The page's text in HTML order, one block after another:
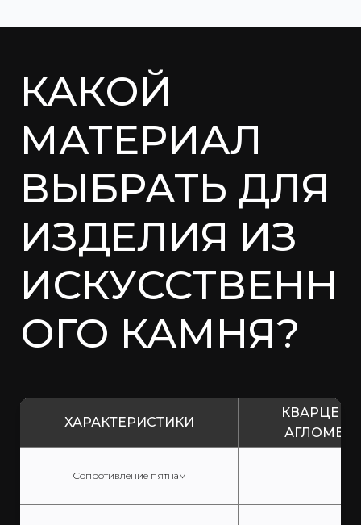
КАКОЙ
МАТЕРИАЛ
ВЫБРАТЬ ДЛЯ
ИЗДЕЛИЯ ИЗ
ИСКУССТВЕНН
ОГО КАМНЯ?
ХАРАКТЕРИСТИКИ
Сопротивление пятнам